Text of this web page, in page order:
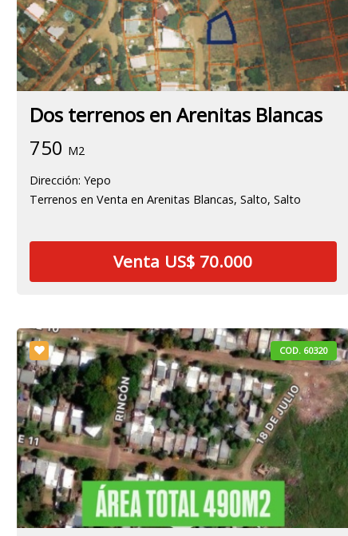
Dos terrenos en Arenitas Blancas
750 M2
Dirección: Yepo
Terrenos en Venta en Arenitas Blancas, Salto, Salto
Venta US$ 70.000
COD. 60320